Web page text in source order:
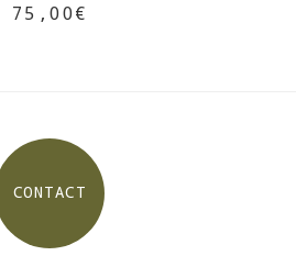
75,00€
CONTACT